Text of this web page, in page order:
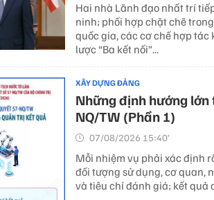
Hai nhà Lãnh đạo nhất trí
ninh; phối hợp chặt chẽ
quốc gia, các cơ chế hợp tác
lược “Ba kết nối”...
XÂY DỰNG ĐẢNG
Những định hướng
NQ/TW (Phần 1)
07/08/2026 15:40’
Mỗi nhiệm vụ phải xác định
đối tượng sử dụng, cơ quan,
và tiêu chí đánh giá; kết quả